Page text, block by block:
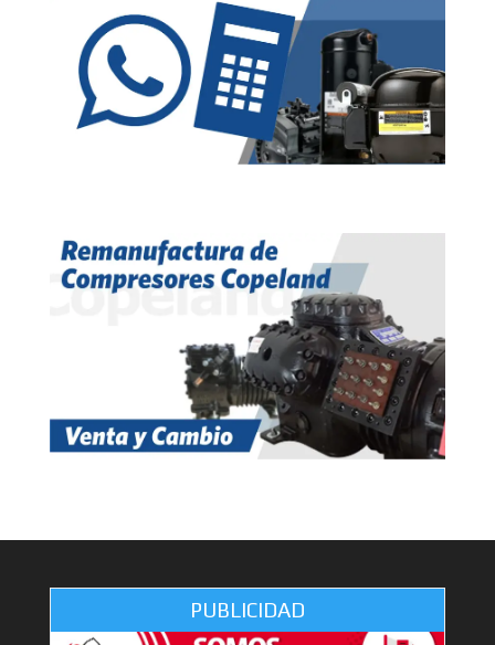
PUBLICIDAD